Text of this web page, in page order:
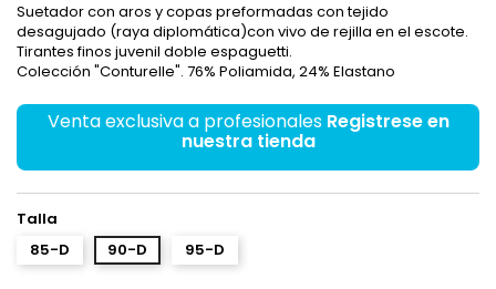
Suetador con aros y copas preformadas con tejido
desagujado (raya diplomática)con vivo de rejilla en el escote.
Tirantes finos juvenil doble espaguetti.
Colección "Conturelle". 76% Poliamida, 24% Elastano
Venta exclusiva a profesionales Registrese en
nuestra tienda
Talla
85-D
90-D 95-D